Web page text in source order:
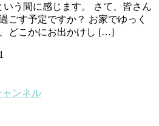
う間に感じます。 さて、皆さん
ごす予定ですか？ お家でゆっく
どこかにお出かけし […]
ンネル